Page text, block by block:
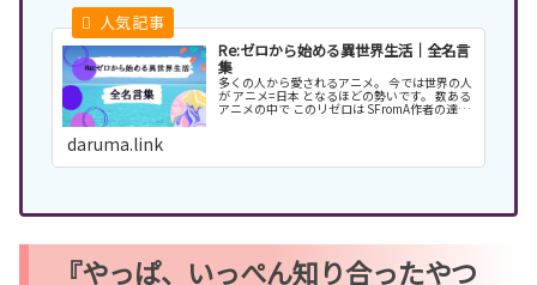
Re:ゼロから始める異世界生活｜全名言
集
多くの人から愛されるアニメ。 今では世界の人
が アニメ=日本 となるほどの勢いです。 数ある
アニメの中で このリゼロは SFromA作者の達磨
daruma.link
『やっぱ、いっぺん知り合ったやつ